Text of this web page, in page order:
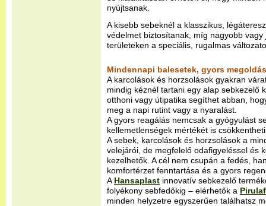
nyújtsanak.
A kisebb sebeknél a klasszikus,
védelmet biztosítanak, míg nagyobb vagy
területeken a speciális, rugalmas
Mindennapi balesetek, gyors
A karcolások és horzsolások gyakran
mindig kéznél tartani egy alap sebkezelő
otthoni vagy útipatika segíthet abban,
meg a napi rutint vagy a nyaralást.
A gyors reagálás nemcsak a gyógyulást
kellemetlenségek mértékét is
A sebek, karcolások és horzsolások a
velejárói, de megfelelő odafigyeléssel és
kezelhetők. A cél nem csupán a fedés,
komfortérzet fenntartása és a gyors
A Hansaplast innovatív sebkezelő
folyékony sebfedőkig – elérhetők a
minden helyzetre egyszerűen találhatsz